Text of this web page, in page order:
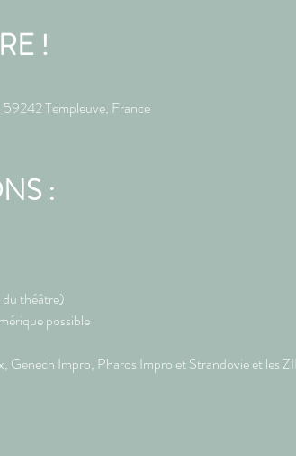
!
Templeuve, France
:
théâtre)
possible
Genech Impro, Pharos Impro et Strandovie et les